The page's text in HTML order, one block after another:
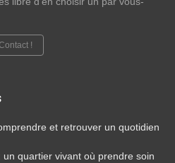
!
et retrouver un quotidien
quartier vivant où prendre soin